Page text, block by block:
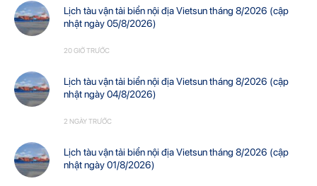
Lịch tàu vận tải biển nội địa Vietsun tháng 8/2026 (cập
nhật ngày 05/8/2026)
20 GIỜ TRƯỚC
Lịch tàu vận tải biển nội địa Vietsun tháng 8/2026 (cập
nhật ngày 04/8/2026)
2 NGÀY TRƯỚC
Lịch tàu vận tải biển nội địa Vietsun tháng 8/2026 (cập
nhật ngày 01/8/2026)